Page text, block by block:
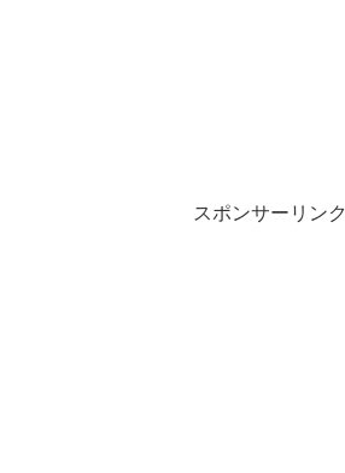
スポンサーリンク